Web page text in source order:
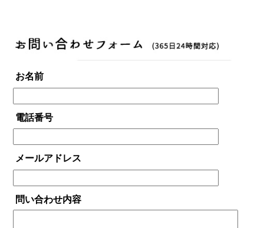
お名前
電話番号
メールアドレス
問い合わせ内容